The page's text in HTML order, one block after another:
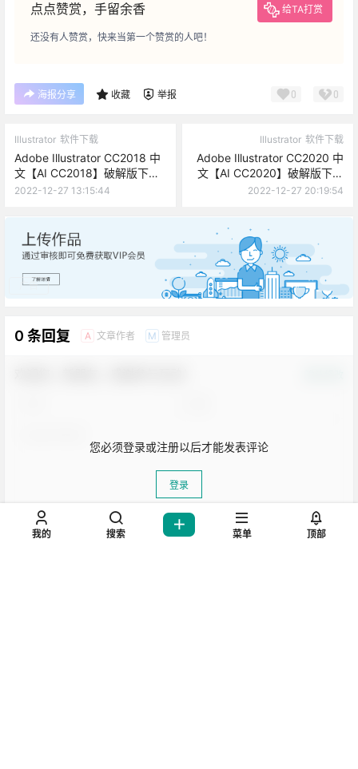
点点赞赏，手留余香 给TA打赏
还没有人赞赏，快来当第一个赞赏的人吧！
海报分享 收藏 举报 0 0
Illustrator 软件下载
Adobe Illustrator CC2018 中
文【AI CC2018】破解版下载
与安装
2022-12-27 13:15:44
Illustrator 软件下载
Adobe Illustrator CC2020 中
文【AI CC2020】破解版下载
与安装
2022-12-27 20:19:54
广告
0 条回复 A 文章作者 M 管理员
您必须登录或注册以后才能发表评论
登录
我的 搜索 菜单 顶部